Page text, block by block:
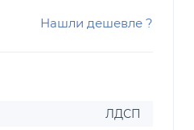
Нашли дешевле ?
ЛДСП